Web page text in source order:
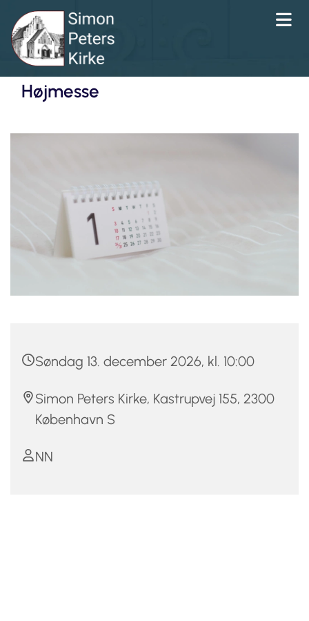
Højmesse
Søndag 13. december 2026, kl. 10:00
Simon Peters Kirke, Kastrupvej 155, 2300
København S
NN